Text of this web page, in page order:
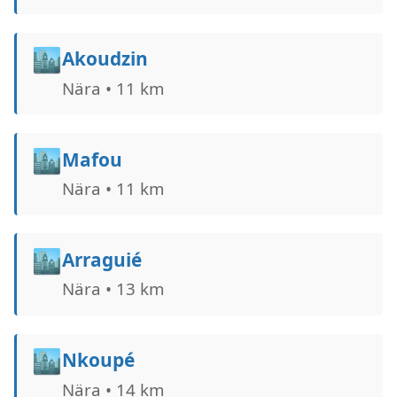
🏙️Akoudzin
Nära • 11 km
🏙️Mafou
Nära • 11 km
🏙️Arraguié
Nära • 13 km
🏙️Nkoupé
Nära • 14 km